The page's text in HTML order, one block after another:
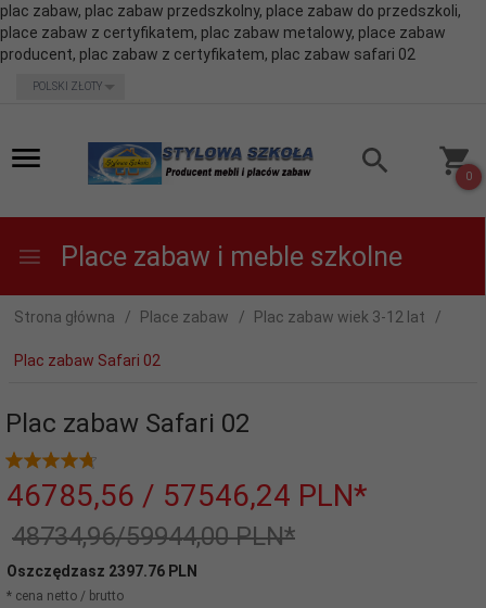
plac zabaw, plac zabaw przedszkolny, place zabaw do przedszkoli,
place zabaw z certyfikatem, plac zabaw metalowy, place zabaw
producent, plac zabaw z certyfikatem, plac zabaw safari 02
currency_h
POLSKI ZŁOTY
0
Place zabaw i meble szkolne
Strona główna Place zabaw Plac zabaw wiek 3-12 lat
Plac zabaw Safari 02
Plac zabaw Safari 02
46785,56 / 57546,24 PLN*
48734,96/59944,00 PLN*
Oszczędzasz 2397.76 PLN
* cena netto / brutto